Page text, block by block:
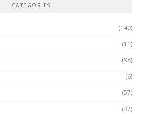
CATÉGORIES
(149)
(11)
(98)
(6)
(57)
(37)